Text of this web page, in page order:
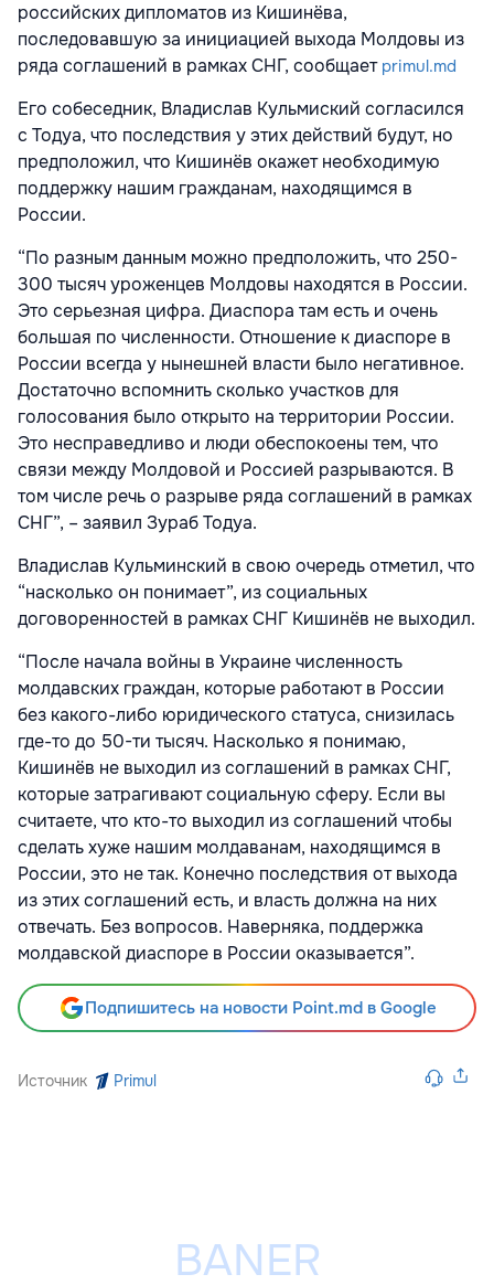
российских дипломатов из Кишинёва,
последовавшую за инициацией выхода Молдовы из
ряда соглашений в рамках СНГ, сообщает primul.md
Его собеседник, Владислав Кульмиский согласился
с Тодуа, что последствия у этих действий будут, но
предположил, что Кишинёв окажет необходимую
поддержку нашим гражданам, находящимся в
России.
“По разным данным можно предположить, что 250-
300 тысяч уроженцев Молдовы находятся в России.
Это серьезная цифра. Диаспора там есть и очень
большая по численности. Отношение к диаспоре в
России всегда у нынешней власти было негативное.
Достаточно вспомнить сколько участков для
голосования было открыто на территории России.
Это несправедливо и люди обеспокоены тем, что
связи между Молдовой и Россией разрываются. В
том числе речь о разрыве ряда соглашений в рамках
СНГ”, – заявил Зураб Тодуа.
Владислав Кульминский в свою очередь отметил, что
“насколько он понимает”, из социальных
договоренностей в рамках СНГ Кишинёв не выходил.
“После начала войны в Украине численность
молдавских граждан, которые работают в России
без какого-либо юридического статуса, снизилась
где-то до 50-ти тысяч. Насколько я понимаю,
Кишинёв не выходил из соглашений в рамках СНГ,
которые затрагивают социальную сферу. Если вы
считаете, что кто-то выходил из соглашений чтобы
сделать хуже нашим молдаванам, находящимся в
России, это не так. Конечно последствия от выхода
из этих соглашений есть, и власть должна на них
отвечать. Без вопросов. Наверняка, поддержка
молдавской диаспоре в России оказывается”.
Подпишитесь на новости Point.md в Google
Источник Primul